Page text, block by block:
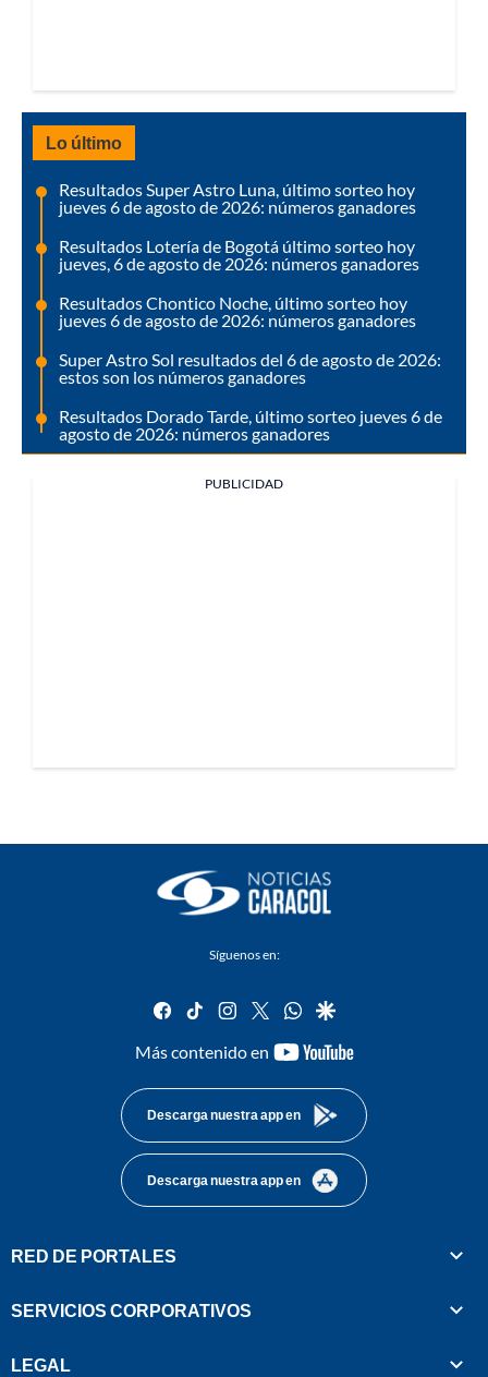
Lo último
Resultados Super Astro Luna, último sorteo hoy
jueves 6 de agosto de 2026: números ganadores
Resultados Lotería de Bogotá último sorteo hoy
jueves, 6 de agosto de 2026: números ganadores
Resultados Chontico Noche, último sorteo hoy
jueves 6 de agosto de 2026: números ganadores
Super Astro Sol resultados del 6 de agosto de 2026:
estos son los números ganadores
Resultados Dorado Tarde, último sorteo jueves 6 de
agosto de 2026: números ganadores
PUBLICIDAD
Síguenos en:
facebook
tiktok instagram
twitterwhatsapp
google
Más contenido en
youtube-
Descarga nuestra app en
Descarga nuestra app en
RED DE PORTALES
SERVICIOS CORPORATIVOS
LEGAL